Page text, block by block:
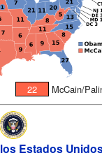
22 McCain/
Estados